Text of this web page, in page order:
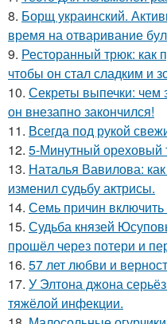
8. Борщ украинский.
время на отваривание
9. Ресторанный трюк: как
чтобы он стал сладким и
10. Секреты выпечки: чем
он внезапно закончился!
11. Всегда под рукой
12. 5-Минутный ореховый
13. Наталья Вавилова:
изменил судьбу актрисы.
14. Семь причин
15. Судьба князей
прошёл через потери и
16. 57 лет любви и
17. У Элтона джона
тяжёлой инфекции.